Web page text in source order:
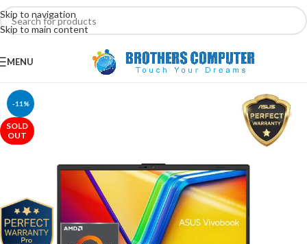
Skip to navigation
Skip to main content
MENU
-11%
SOLD
OUT